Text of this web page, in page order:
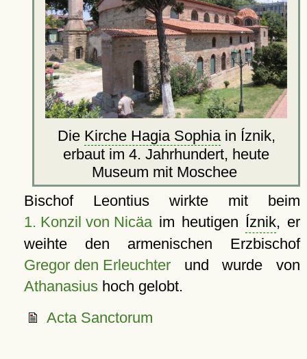
Die Kirche Hagia Sophiain Íznik,
erbaut im 4. Jahrhundert, heute
Museum mit Moschee
Bischof Leontius wirkte mit beim
1. Konzil von Nicäaim heutigen Íznik, er
weihte den armenischen Erzbischof
Gregor den Erleuchterund wurde von
Athanasiushoch gelobt.
Acta Sanctorum